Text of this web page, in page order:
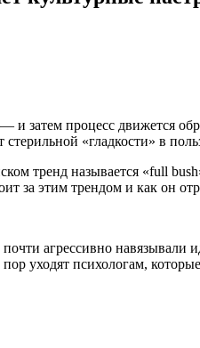
— и затем процесс движется
«гладкости» в
тренд называется «full
за этим трендом и как он
агрессивно навязывали
уходят психологам,